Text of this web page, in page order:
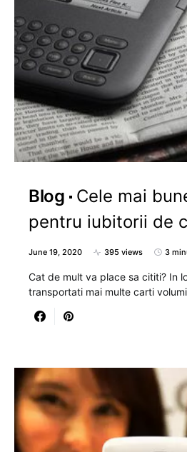
Blog
Cele mai
pentru iubitorii de
June 19, 2020 395 views 3
Cat de mult va place sa cititi? In
transportati mai multe carti